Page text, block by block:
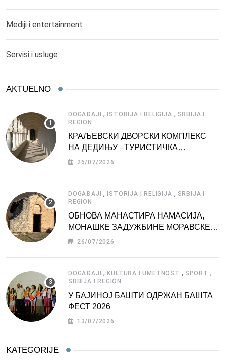
Mediji i entertainment
Servisi i usluge
AKTUELNO
DOGAĐAJI ,ISTORIJA I RELIGIJA , SRBIJA I
REGION
КРАЉЕВСКИ ДВОРСКИ КОМПЛЕКС
НА ДЕДИЊУ –ТУРИСТИЧКА
АТРАКЦИЈА
26/07/2026
DOGAĐAJI ,ISTORIJA I RELIGIJA , SRBIJA I
REGION
ОБНОВА МАНАСТИРА НАМАСИЈА,
МОНАШКЕ ЗАДУЖБИНЕ МОРАВСКЕ
СРБИЈЕ
26/07/2026
DOGAĐAJI ,KULTURA I UMETNOST , SPORT ,
SRBIJA I REGION
У БАЈИНОЈ БАШТИ ОДРЖАН БАШТА
ФЕСТ 2026
13/07/2026
KATEGORIJE